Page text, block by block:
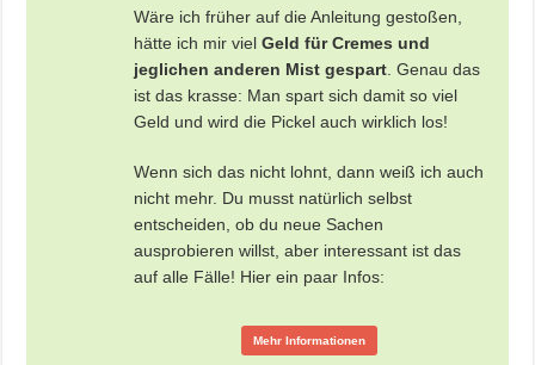
Wäre ich früher auf die Anleitung gestoßen,
hätte ich mir vielGeld für Cremes und
jeglichen anderen Mist gespart . Genau das
ist das krasse: Man spart sich damit so viel
Geld und wird die Pickel auch wirklich los!
Wenn sich das nicht lohnt, dann weiß ich auch
nicht mehr. Du musst natürlich selbst
entscheiden, ob du neue Sachen
ausprobieren willst, aber interessant ist das
auf alle Fälle! Hier ein paar Infos:
Mehr Informationen